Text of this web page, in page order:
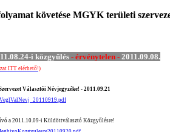
követése MGYK területi
i közgyűlés - érvénytelen - 2011.09.08.
ITT elérhető!)
Választói Névjegyzéke! - 2011.09.21
a 2011.10.09-i Küldöttválasztó Közgyűlésre!